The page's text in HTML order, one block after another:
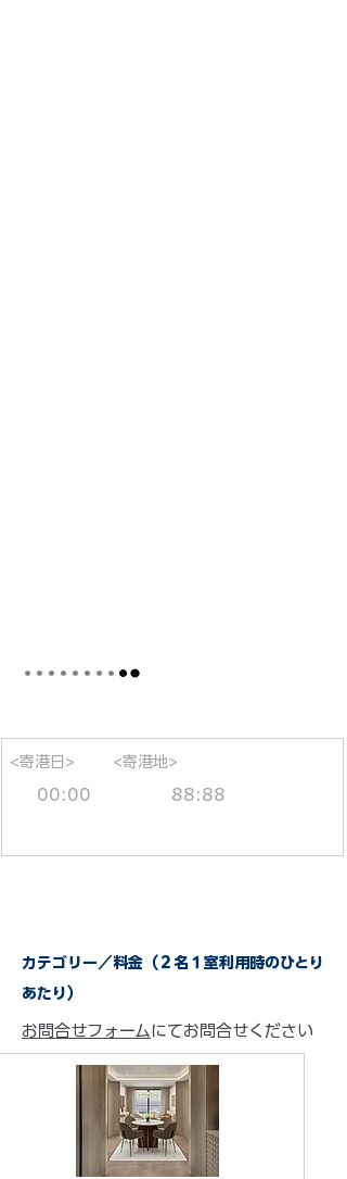
<寄港日>
00:00
<寄港地>
88:88
カテゴリー／料金（２名１室利用時のひとり
あたり）
お問合せフォームにてお問合せください